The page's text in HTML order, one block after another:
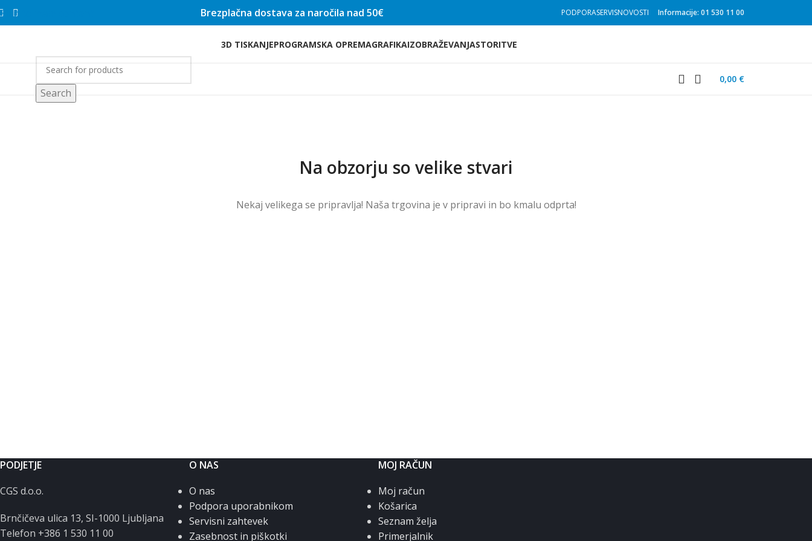
Skip to main content Brezplačna dostava za naročila nad 50€ PODPORASERVISNOVOSTI Informacije: 01 530 11 00
3D TISKANJEPROGRAMSKA OPREMAGRAFIKAIZOBRAŽEVANJASTORITVE
Search
0,00 €
Na obzorju so velike stvari
Nekaj ​​velikega se pripravlja! Naša trgovina je v pripravi in ​​bo kmalu odprta!
PODJETJE
CGS d.o.o.
Brnčičeva ulica 13, SI-1000 Ljubljana
Telefon +386 1 530 11 00
O NAS
O nas
Podpora uporabnikom
Servisni zahtevek
Zasebnost in piškotki
MOJ RAČUN
Moj račun
Košarica
Seznam želja
Primerjalnik